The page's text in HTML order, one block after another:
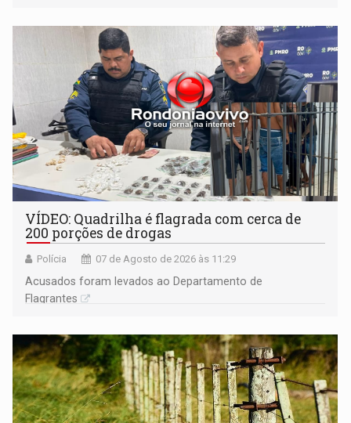
VÍDEO: Quadrilha é flagrada com cerca de
200 porções de drogas
Polícia 07 de Agosto de 2026 às 11:29
Acusados foram levados ao Departamento de
Flagrantes